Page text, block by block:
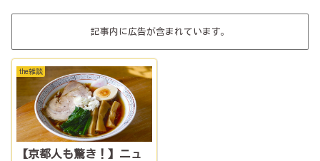
記事内に広告が含まれています。
the雑談
【京都人も驚き！】ニュ